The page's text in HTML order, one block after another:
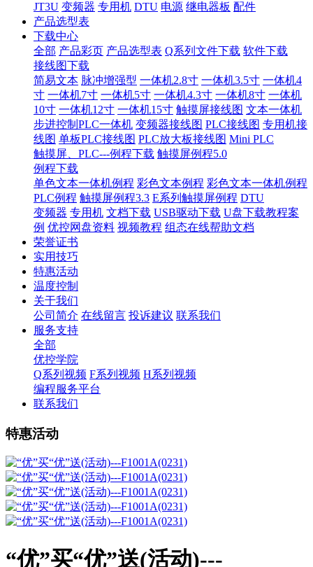
JT3U 变频器 专用机 DTU 电源 继电器板 配件
产品选型表
下载中心
全部 产品彩页 产品选型表 Q系列文件下载 软件下载
接线图下载
简易文本 脉冲增强型 一体机2.8寸 一体机3.5寸 一体机4
寸 一体机7寸 一体机5寸 一体机4.3寸 一体机8寸 一体机
10寸 一体机12寸 一体机15寸 触摸屏接线图 文本一体机
步进控制PLC一体机 变频器接线图 PLC接线图 专用机接
线图 单板PLC接线图 PLC放大板接线图 Mini PLC
触摸屏、PLC---例程下载 触摸屏例程5.0
例程下载
单色文本一体机例程 彩色文本例程 彩色文本一体机例程
PLC例程 触摸屏例程3.3 E系列触摸屏例程 DTU
变频器 专用机 文档下载 USB驱动下载 U盘下载教程案
例 优控网盘资料 视频教程 组态在线帮助文档
荣誉证书
实用技巧
特惠活动
温度控制
关于我们
公司简介 在线留言 投诉建议 联系我们
服务支持
全部
优控学院
Q系列视频 F系列视频 H系列视频
编程服务平台
联系我们
特惠活动
“优”买“优”送(活动)---